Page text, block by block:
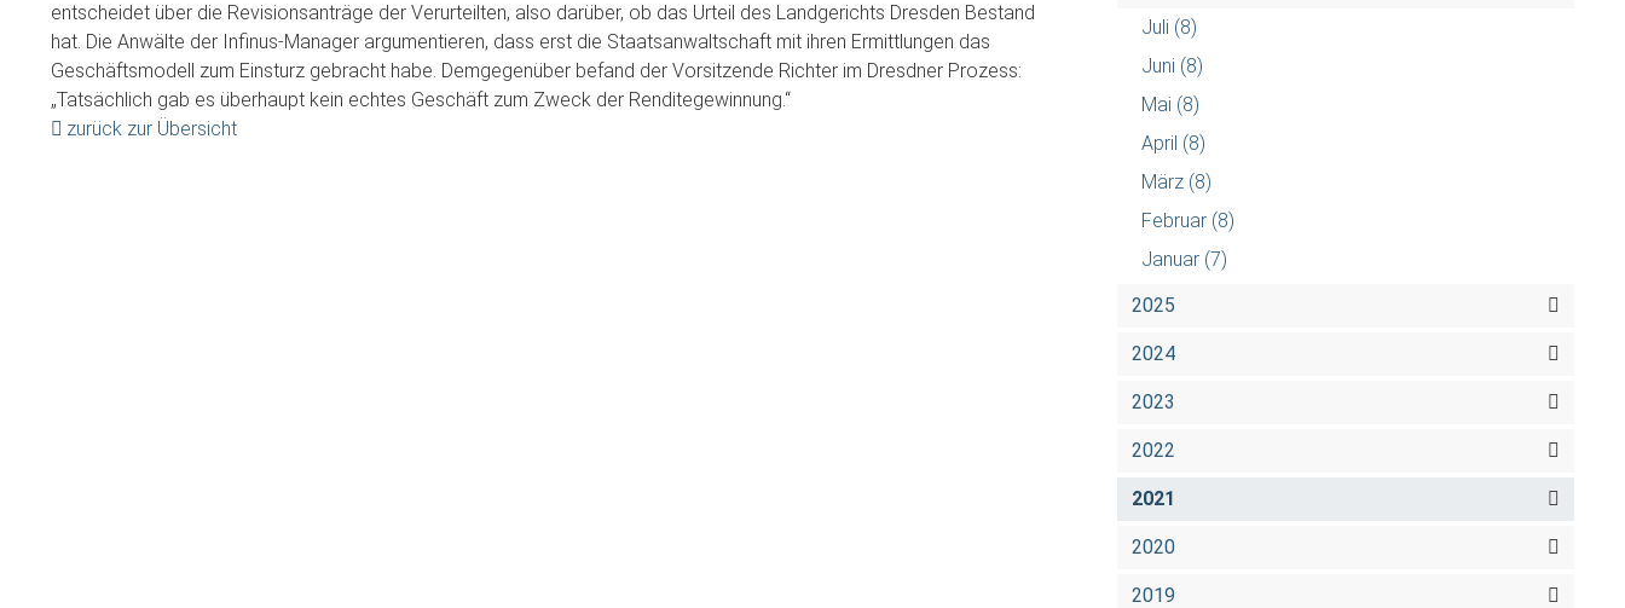
entscheidet über die Revisionsanträge der Verurteilten, also darüber, ob das Urteil des Landgerichts Dresden Bestand
hat. Die Anwälte der Infinus-Manager argumentieren, dass erst die Staatsanwaltschaft mit ihren Ermittlungen das
Geschäftsmodell zum Einsturz gebracht habe. Demgegenüber befand der Vorsitzende Richter im Dresdner Prozess:
„Tatsächlich gab es überhaupt kein echtes Geschäft zum Zweck der Renditegewinnung.“
zurück zur Übersicht
Juli (8)
Juni (8)
Mai (8)
April (8)
März (8)
Februar (8)
Januar (7)
2025
2024
2023
2022
2021
2020
2019